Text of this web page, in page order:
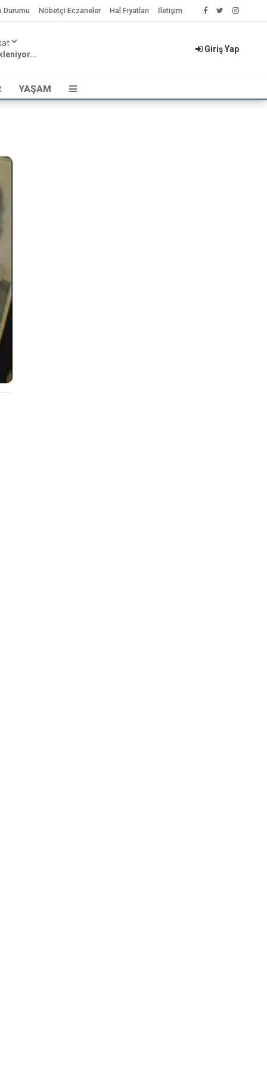
Durumu Nöbetçi Eczaneler Hal Fiyatları İletişim
Giriş Yap
YAŞAM